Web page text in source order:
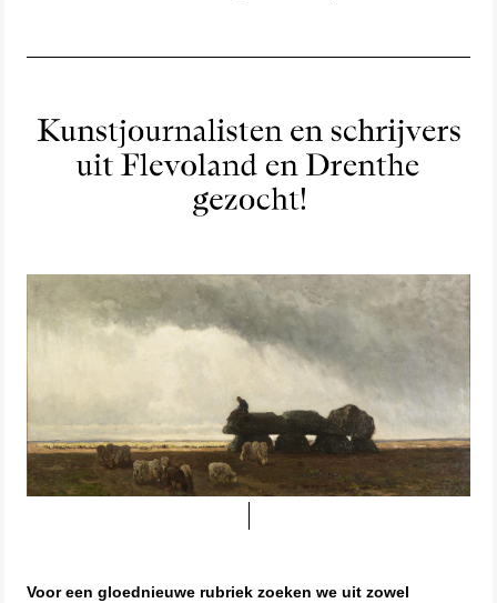
Voor een gloednieuwe rubriek zoeken we uit zowel